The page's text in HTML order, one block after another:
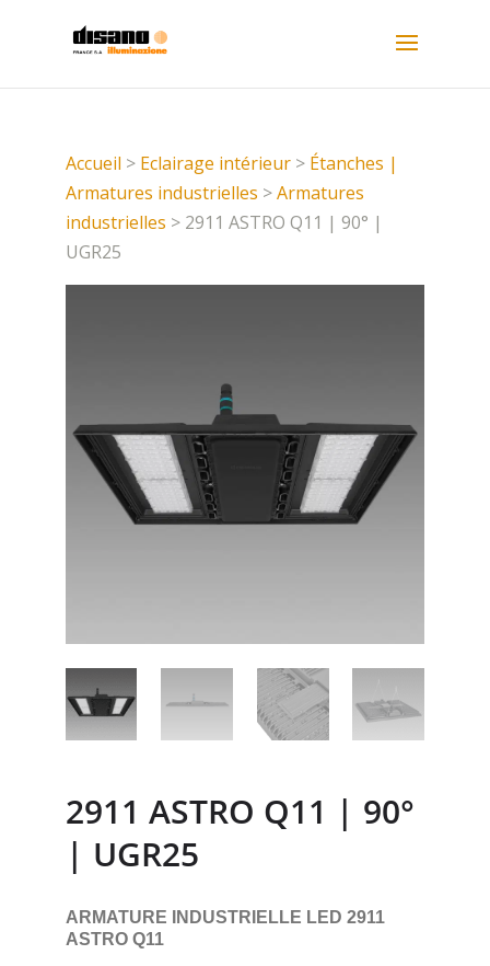
Accueil > Eclairage intérieur> Étanches |
Armatures industrielles >Armatures
industrielles > 2911 ASTRO Q11 | 90° |
UGR25
2911 ASTRO Q11 | 90°
| UGR25
ARMATURE INDUSTRIELLE LED 2911
ASTRO Q11